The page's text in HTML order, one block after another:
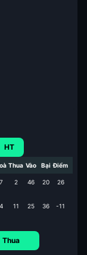
HT
Thua Vào Bại Điểm
7 2 46 20 26
4 11 25 36 -11
Thua